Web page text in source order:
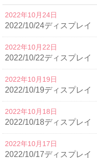
2022/10/24ディスプレイ
2022年10月24日
2022/10/22ディスプレイ
2022年10月22日
2022/10/19ディスプレイ
2022年10月19日
2022/10/18ディスプレイ
2022年10月18日
2022/10/17ディスプレイ
2022年10月17日